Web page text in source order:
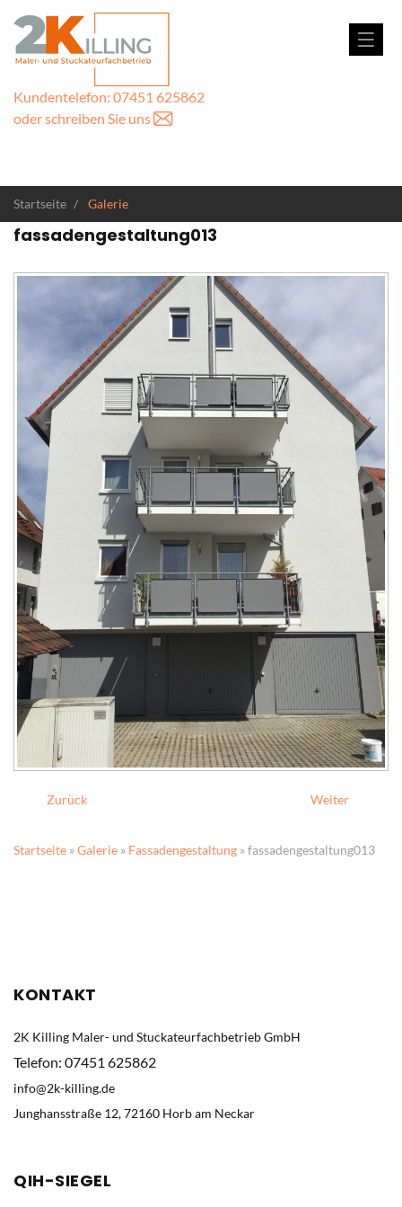
Kundentelefon: 07451 625862
oder schreiben Sie uns
Startseite Galerie
fassadengestaltung013
Zurück Weiter
Startseite »Galerie » Fassadengestaltung » fassadengestaltung013
KONTAKT
2K Killing Maler- und Stuckateurfachbetrieb GmbH
Telefon: 07451 625862
info@2k-killing.de
Junghansstraße 12, 72160 Horb am Neckar
QIH-SIEGEL